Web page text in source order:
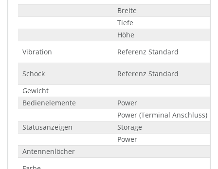
Breite
Tiefe
Höhe
Vibration
Referenz Standard
Schock
Referenz Standard
Gewicht
Bedienelemente
Power
Power (Terminal Anschluss)
Statusanzeigen
Storage
Power
Antennenlöcher